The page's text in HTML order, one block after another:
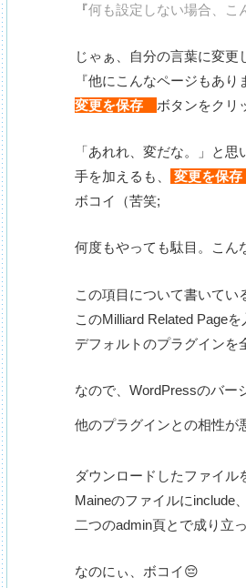
『何も設定しない場合、こ
じゃぁ、自分の言葉に変更
『他にこんなページもあ
変更を保存 ボタンをクリ
「あれれ、変だな。」と
手を加えるも、
変更を保
ボコイ（苦笑;
何度もやっても駄目。こん
この項目について書いてい
このMilliard Related Pageを
デフォルトのプラグインを
なので、WordPressのバー
他のプラグインとの相性が
ダウンロードしたファイル
Maineのファイルにinclude
二つのadmin頁とで成り立
なのにぃ、ボコイ😔